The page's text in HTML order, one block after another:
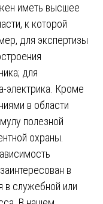
иметь высшее
к которой
для экспертизы
для
электрика. Кроме
в области
полезной
охраны.
в
в служебной или